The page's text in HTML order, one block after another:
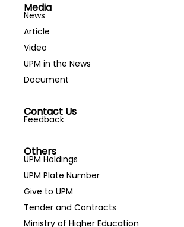
Media
News
Article
Video
UPM in the News
Document
Contact Us
Feedback
Others
UPM Holdings
UPM Plate Number
Give to UPM
Tender and Contracts
Ministry of Higher Education